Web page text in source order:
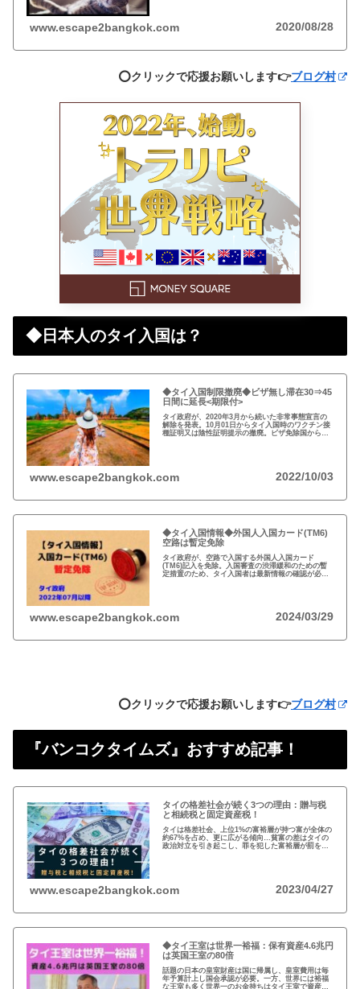
www.escape2bangkok.com 2020/08/28
⭕️クリックで応援お願いします👉ブログ村
◆日本人のタイ入国は？
◆タイ入国制限撤廃◆ビザ無し滞在30⇒45
日間に延長<期限付>
タイ政府が、2020年3月から続いた非常事態宣言の
解除を発表。10月01日からタイ入国時のワクチン接
種証明又は陰性証明提示の撤廃。ビザ免除国からの
www.escape2bangkok.com 2022/10/03
◆タイ入国情報◆外国人入国カード(TM6)
空路は暫定免除
タイ政府が、空路で入国する外国人入国カード
(TM6)記入を免除。入国審査の渋滞緩和のための暫
定措置のため、タイ入国者は最新情報の確認が必
www.escape2bangkok.com 2024/03/29
⭕️クリックで応援お願いします👉ブログ村
『バンコクタイムズ』おすすめ記事！
タイの格差社会が続く3つの理由：贈与税
と相続税と固定資産税！
タイは格差社会、上位1%の富裕層が持つ富が全体の
約67%を占め、更に広がる傾向…貧富の差はタイの
政治対立を引き起こし、罪を犯した富裕層が罰を免
www.escape2bangkok.com 2023/04/27
◆タイ王室は世界一裕福：保有資産4.6兆円
は英国王室の80倍
話題の日本の皇室財産は国に帰属し、皇室費用は毎
年予算計上し国会承認が必要。一方、世界には裕福
な王室も多く世界一のお金持ちはタイ王室で資産は